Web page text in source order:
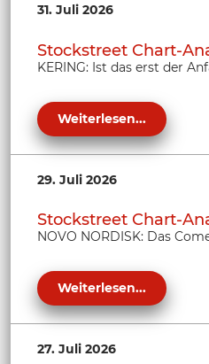
31. Juli 2026
Stockstreet Chart-
KERING: Ist das erst der
Weiterlesen...
29. Juli 2026
Stockstreet Chart-
NOVO NORDISK: Das
Weiterlesen...
27. Juli 2026